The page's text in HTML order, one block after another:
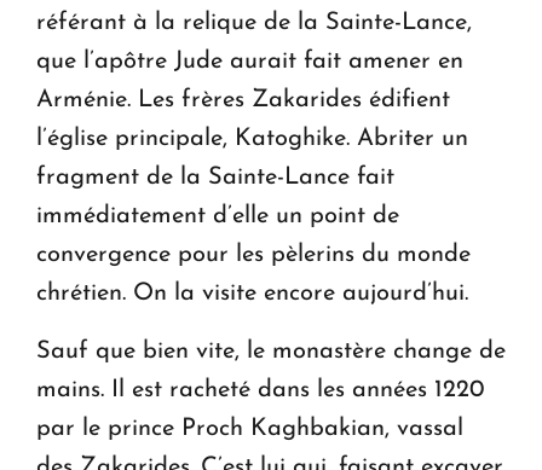
référant à la relique de la Sainte-Lance,
que l’apôtre Jude aurait fait amener en
Arménie. Les frères Zakarides édifient
l’église principale, Katoghike. Abriter un
fragment de la Sainte-Lance fait
immédiatement d’elle un point de
convergence pour les pèlerins du monde
chrétien. On la visite encore aujourd’hui.
Sauf que bien vite, le monastère change de
mains. Il est racheté dans les années 1220
par le prince Proch Kaghbakian, vassal